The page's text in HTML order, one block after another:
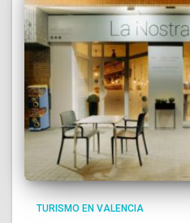
TURISMO EN VALENCIA